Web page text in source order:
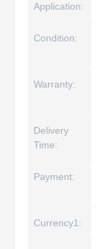
Application:
Condition:
Warranty:
Delivery
Time:
Payment:
Currency1: